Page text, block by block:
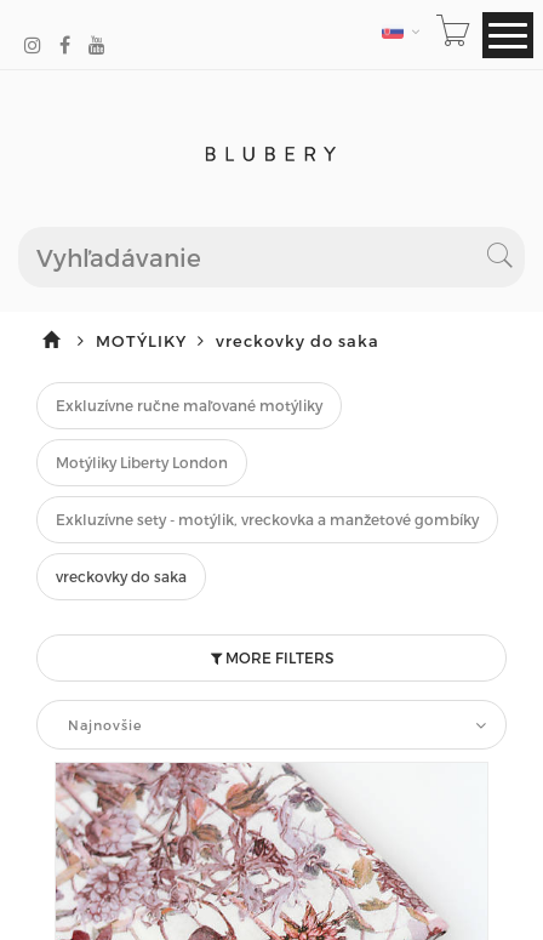
JAZYK
MOTÝLIKY vreckovky do saka
Exkluzívne ručne maľované motýliky
Motýliky Liberty London
Exkluzívne sety - motýlik, vreckovka a manžetové gombíky
vreckovky do saka
MORE FILTERS
Najnovšie